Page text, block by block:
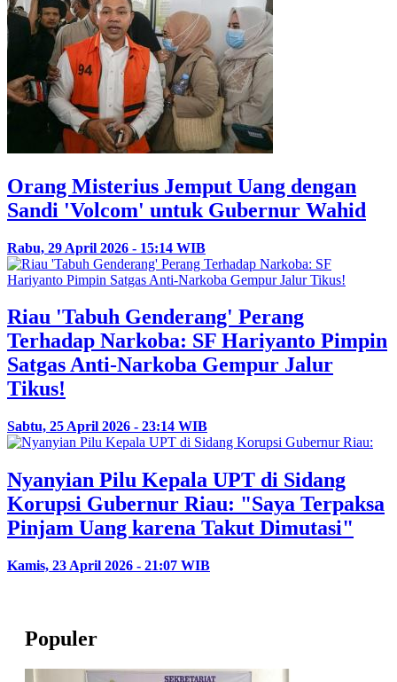
Orang Misterius Jemput Uang dengan
Sandi 'Volcom' untuk Gubernur Wahid
Rabu, 29 April 2026 - 15:14 WIB
Riau 'Tabuh Genderang' Perang
Terhadap Narkoba: SF Hariyanto Pimpin
Satgas Anti-Narkoba Gempur Jalur
Tikus!
Sabtu, 25 April 2026 - 23:14 WIB
Nyanyian Pilu Kepala UPT di Sidang
Korupsi Gubernur Riau: "Saya Terpaksa
Pinjam Uang karena Takut Dimutasi"
Kamis, 23 April 2026 - 21:07 WIB
Populer